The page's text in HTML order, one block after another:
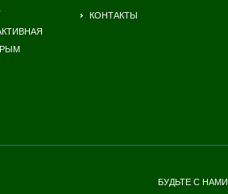
КОНТАКТЫ
БУДЬТЕ С НАМИ